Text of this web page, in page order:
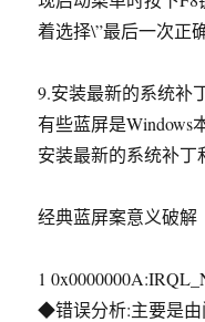
着选择\”最后一次正
9.安装最新的系统补
有些蓝屏是Windows
安装最新的系统补丁
经典蓝屏案意义破解
1
◆错误分析:主要是由